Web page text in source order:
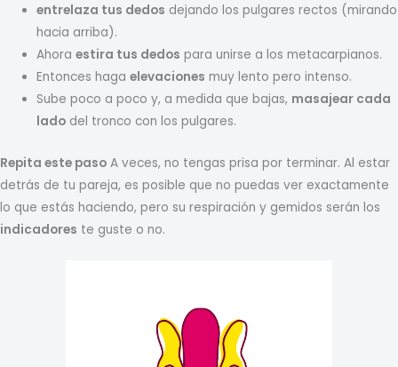
entrelaza tus dedos dejando los pulgares rectos (mirando
hacia arriba).
Ahoraestira tus dedos para unirse a los metacarpianos.
Entonces hagaelevaciones muy lento pero intenso.
Sube poco a poco y, a medida que bajas, masajear cada
lado del tronco con los pulgares.
Repita este paso A veces, no tengas prisa por terminar. Al estar
detrás de tu pareja, es posible que no puedas ver exactamente
lo que estás haciendo, pero su respiración y gemidos serán los
indicadores te guste o no.